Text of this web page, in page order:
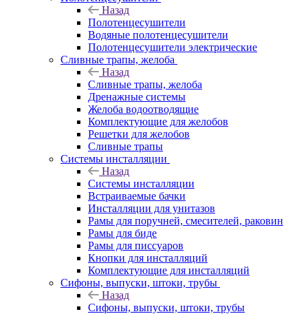
Назад
Полотенцесушители
Водяные полотенцесушители
Полотенцесушители электрические
Сливные трапы, желоба
Назад
Сливные трапы, желоба
Дренажные системы
Желоба водоотводящие
Комплектующие для желобов
Решетки для желобов
Сливные трапы
Системы инсталляции
Назад
Системы инсталляции
Встраиваемые бачки
Инсталляции для унитазов
Рамы для поручней, смесителей, раковин
Рамы для биде
Рамы для писсуаров
Кнопки для инсталляций
Комплектующие для инсталляций
Сифоны, выпуски, штоки, трубы
Назад
Сифоны, выпуски, штоки, трубы